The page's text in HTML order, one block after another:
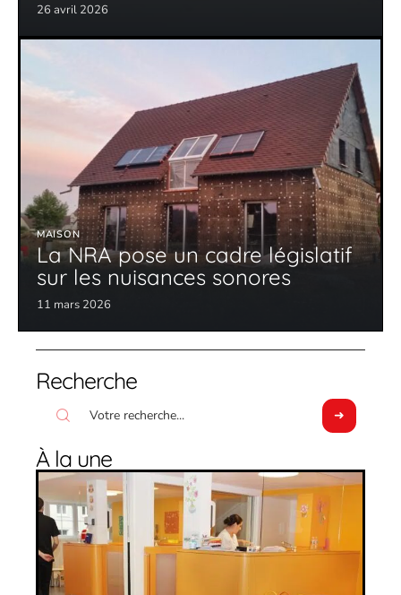
26 avril 2026
MAISON
La NRA pose un cadre législatif
sur les nuisances sonores
11 mars 2026
Recherche
À la une